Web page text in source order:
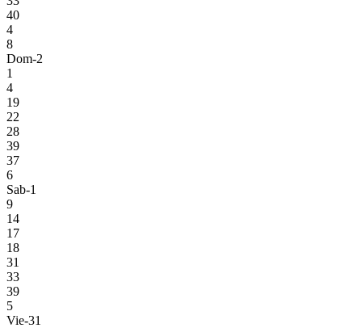
40
4
8
Dom-2
1
4
19
22
28
39
37
6
Sab-1
9
14
17
18
31
33
39
5
Vie-31